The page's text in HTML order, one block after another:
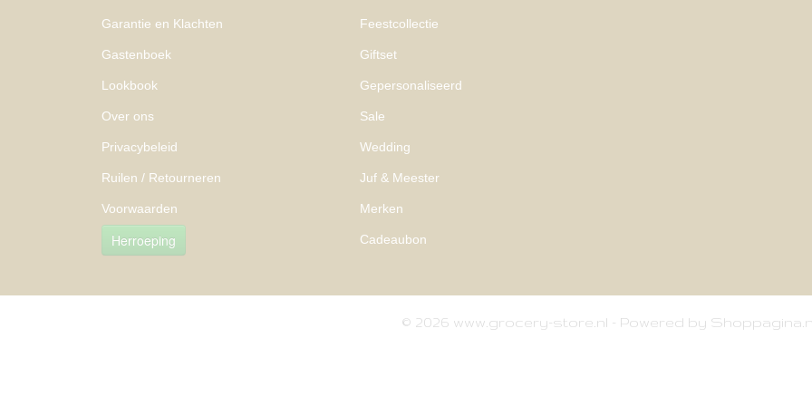
Garantie en Klachten
Gastenboek
Lookbook
Over ons
Privacybeleid
Ruilen / Retourneren
Voorwaarden
Herroeping
Feestcollectie
Giftset
Gepersonaliseerd
Sale
Wedding
Juf & Meester
Merken
Cadeaubon
© 2026 www.grocery-store.nl - Powered by